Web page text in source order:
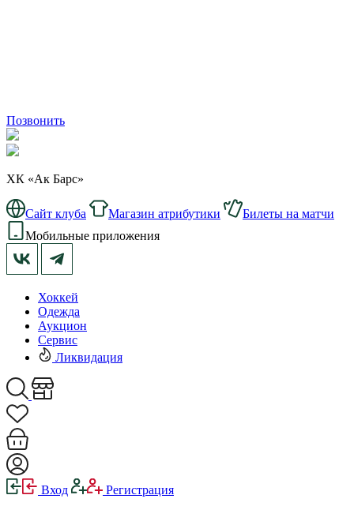
Позвонить
ХК «Ак Барс»
Сайт клуба Магазин атрибутики
Билеты на матчи
Мобильные приложения
Хоккей
Одежда
Аукцион
Сервис
Ликвидация
Вход Регистрация